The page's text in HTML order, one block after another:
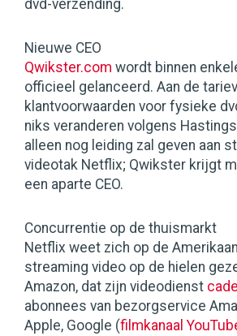
dvd-verzending.
Nieuwe CEO
Qwikster.com wordt binnen
officieel gelanceerd. Aan de
klantvoorwaarden voor fysieke
niks veranderen volgens
alleen nog leiding zal geven aan
videotak Netflix; Qwikster krijgt
een aparte CEO.
Concurrentie op de thuismarkt
Netflix weet zich op de
streaming video op de hielen
Amazon, dat zijn videodienst
abonnees van bezorgservice
Apple, Google (filmkanaal